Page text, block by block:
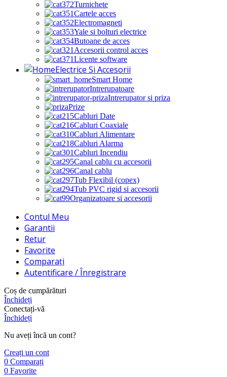
Turnichete
Cartele acces
Electromagneti
Yale si bolturi electrice
Butoane de acces
Accesorii control acces
Licente software
Electrice Si Accesorii
Smart Home
Intrerupatoare
Intrerupator si priza
Prize
Cabluri Date
Cabluri Coaxiale
Cabluri Alimentare
Cabluri Alarma
Cabluri Incendiu
Canal cablu cu accesorii
Canal cablu
Tub Flexibil (copex)
Tub PVC rigid si accesorii
Organizatoare si accesorii
Contul Meu
Garantii
Retur
Favorite
Comparați
Autentificare / Înregistrare
Coș de cumpărături
Închideți
Conectați-vă
Închideți
Nu aveți încă un cont?
Creați un cont
0 Comparați
0 Favorite